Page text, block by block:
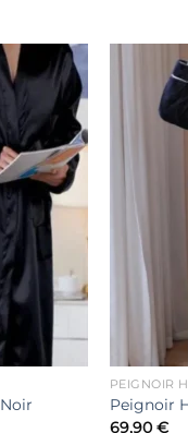
Ajouter
à la liste
de
souhaits
PEIGNOIR
Peignoir
69,90€